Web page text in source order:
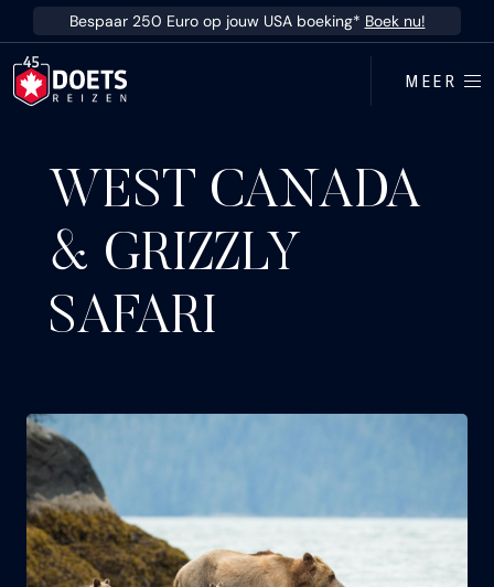
Ga direct naar inhoud
Bespaar 250 Euro op jouw USA boeking* Boek nu!
MEER
WEST CANADA
& GRIZZLY
SAFARI